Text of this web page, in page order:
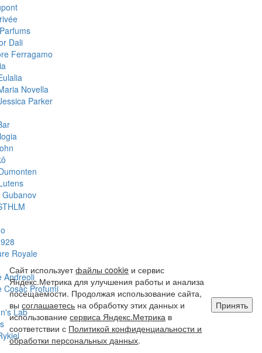
Dali
Ferragamo
Novella
Parker
Royale
Andreoli
Cosac Profumi
Lab
Сайт используетфайлы cookie и сервис
Яндекс.Метрика для улучшения работы и анализа
посещаемости. Продолжая использование сайта,
высоглашаетесь на обработку этих данных и
использованиесервиса Яндекс.Метрика в
соответствии с Политикой конфиденциальности и
обработки персональных данных.
Принять